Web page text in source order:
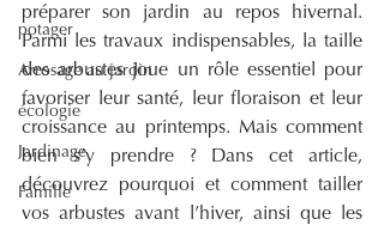
potager
Arrosage au jardin
écologie
Jardinage
Famille
préparer son jardin au repos hivernal.
Parmi les travaux indispensables, la taille
des arbustes joue un rôle essentiel pour
favoriser leur santé, leur floraison et leur
croissance au printemps. Mais comment
bien s’y prendre ? Dans cet article,
découvrez pourquoi et comment tailler
vos arbustes avant l’hiver, ainsi que les